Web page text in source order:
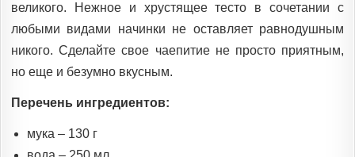
великого. Нежное и хрустящее тесто в сочетании с
любыми видами начинки не оставляет равнодушным
никого. Сделайте свое чаепитие не просто приятным,
но еще и безумно вкусным.
Перечень ингредиентов:
мука – 130 г